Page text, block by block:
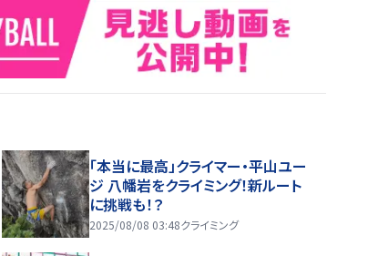
「本当に最高」クライマー・平山ユー
ジ 八幡岩をクライミング！新ルート
に挑戦も！？
2025/08/08 03:48クライミング